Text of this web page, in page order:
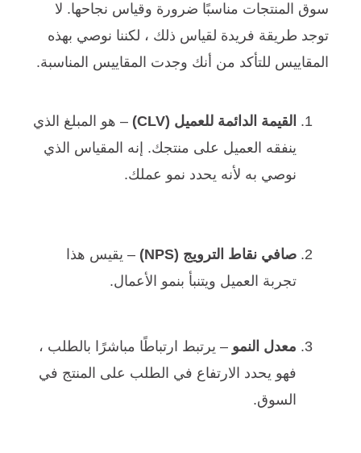
سوق المنتجات مناسبًا ضرورة وقياس نجاحها. لا
توجد طريقة فريدة لقياس ذلك ، لكننا نوصي بهذه
المقاييس للتأكد من أنك وجدت المقاييس المناسبة.
القيمة الدائمة للعميل (CLV)
– هو المبلغ الذي
ينفقه العميل على منتجك. إنه المقياس الذي
نوصي به لأنه يحدد نمو عملك.
صافي نقاط الترويج (NPS)
– يقيس هذا
تجربة العميل ويتنبأ بنمو الأعمال.
معدل النمو – يرتبط ارتباطًا مباشرًا بالطلب ،
فهو يحدد الارتفاع في الطلب على المنتج في
السوق.